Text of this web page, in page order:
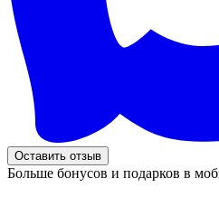
Оставить отзыв
Больше бонусов и подарков в